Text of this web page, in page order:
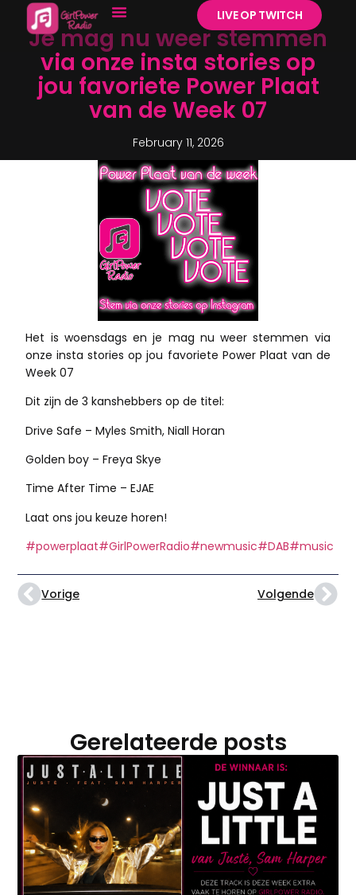
LIVE OP TWITCH
Je mag nu weer stemmen
via onze insta stories op
jou favoriete Power Plaat
van de Week 07
February 11, 2026
Het is woensdags en je mag nu weer stemmen via
onze insta stories op jou favoriete Power Plaat van de
Week 07
Dit zijn de 3 kanshebbers op de titel:
Drive Safe – Myles Smith, Niall Horan
Golden boy – Freya Skye
Time After Time – EJAE
Laat ons jou keuze horen!
#powerplaat#GirlPowerRadio#newmusic#DAB#music
Vorige Volgende
Gerelateerde posts